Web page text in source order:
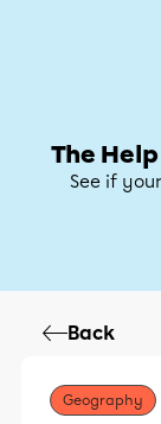
The
See if
Back
Geography